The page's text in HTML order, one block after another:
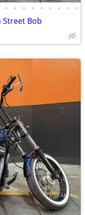
• • • • • • • • •
Street Bob